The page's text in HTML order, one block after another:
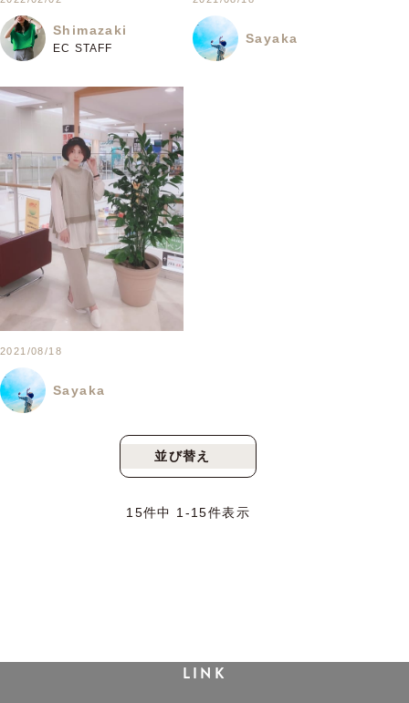
Shimazaki
EC STAFF
Sayaka
2021/08/18
Sayaka
並び替え
15件中 1 -15件表示
LINK